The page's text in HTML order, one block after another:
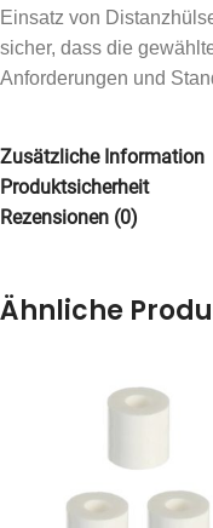
Einsatz von
sicher, dass die
Anforderungen und
Zusätzliche Information
Produktsicherheit
Rezensionen (0)
Ähnliche